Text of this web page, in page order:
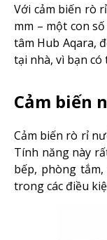
Với cảm biến rò
mm – một con
tâm Hub Aqara,
tại nhà, vì bạn
Cảm biến
Cảm biến rò rỉ
Tính năng này
bếp, phòng
trong các điều